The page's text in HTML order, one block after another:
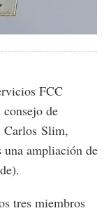
FCC
de
Carlos Slim,
ampliación de
tres miembros